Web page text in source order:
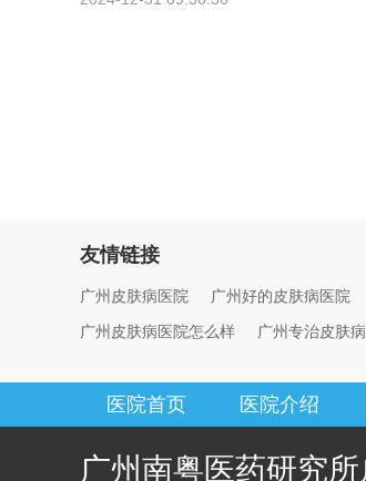
友情链接
广州皮肤病医院 广州好的皮肤病医院
广州皮肤病医院怎么样
广州专治皮肤
医院首页 医院介绍
广州南粤医药研究